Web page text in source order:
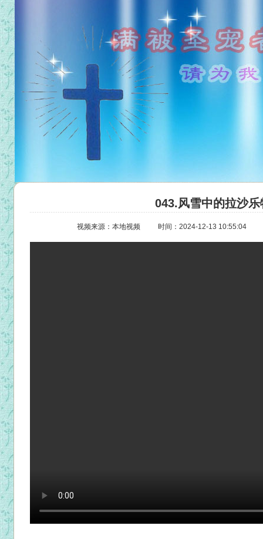
043.风雪中的拉沙乐
视频来源：本地视频 时间：2024-12-13 10:55:04